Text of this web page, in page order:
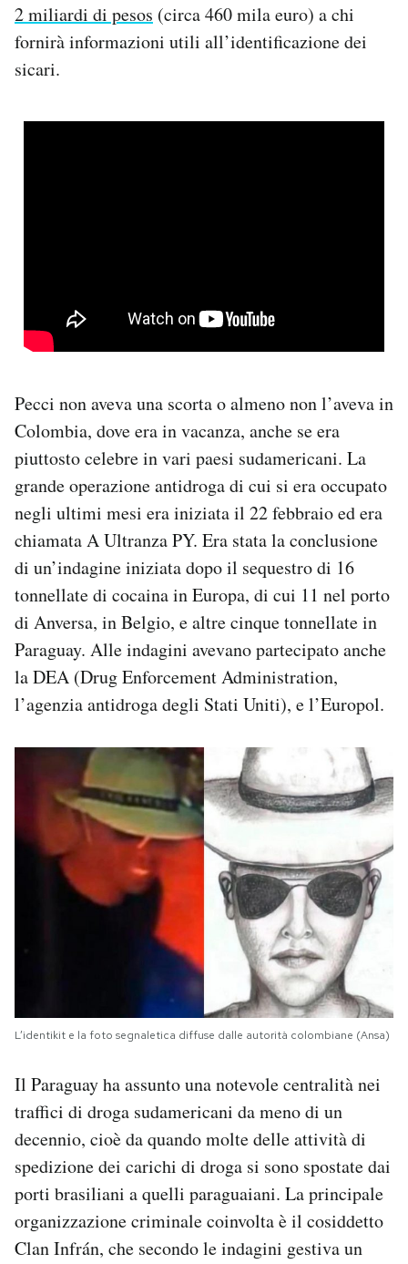
2 miliardi di pesos (circa 460 mila euro) a chi
fornirà informazioni utili all’identificazione dei
sicari.
Pecci non aveva una scorta o almeno non l’aveva in
Colombia, dove era in vacanza, anche se era
piuttosto celebre in vari paesi sudamericani. La
grande operazione antidroga di cui si era occupato
negli ultimi mesi era iniziata il 22 febbraio ed era
chiamata A Ultranza PY. Era stata la conclusione
di un’indagine iniziata dopo il sequestro di 16
tonnellate di cocaina in Europa, di cui 11 nel porto
di Anversa, in Belgio, e altre cinque tonnellate in
Paraguay. Alle indagini avevano partecipato anche
la DEA (Drug Enforcement Administration,
l’agenzia antidroga degli Stati Uniti), e l’Europol.
L’identikit e la foto segnaletica diffuse dalle autorità colombiane (Ansa)
Il Paraguay ha assunto una notevole centralità nei
traffici di droga sudamericani da meno di un
decennio, cioè da quando molte delle attività di
spedizione dei carichi di droga si sono spostate dai
porti brasiliani a quelli paraguaiani. La principale
organizzazione criminale coinvolta è il cosiddetto
Clan Infrán, che secondo le indagini gestiva un